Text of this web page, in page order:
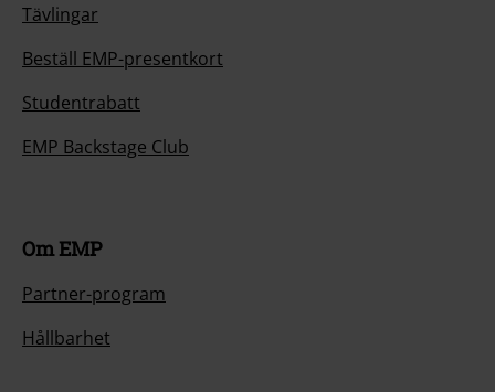
Tävlingar
Beställ EMP-presentkort
Studentrabatt
EMP Backstage Club
Om EMP
Partner-program
Hållbarhet